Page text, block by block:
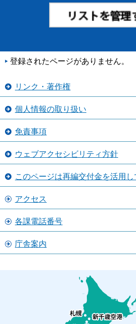
登録されたページがありません。
リンク・著作権
個人情報の取り扱い
免責事項
ウェブアクセシビリティ方針
このページは再編交付金を活用
アクセス
各課電話番号
庁舎案内